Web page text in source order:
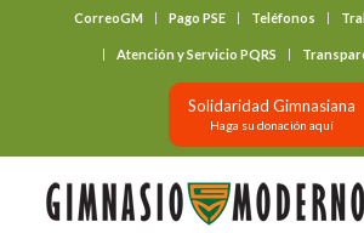
CorreoGM Pago PSE Teléfonos
Atención y Servicio PQRS
Solidaridad Gimnasiana
Haga su donación aquí